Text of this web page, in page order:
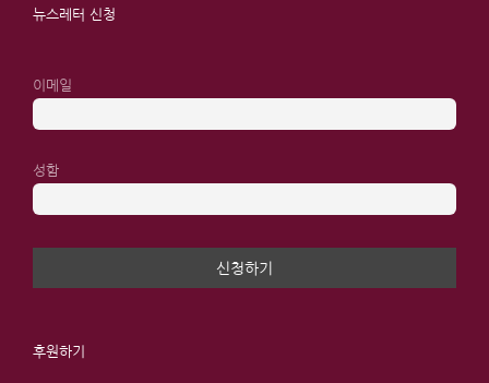
뉴스레터 신청
이메일
성함
후원하기